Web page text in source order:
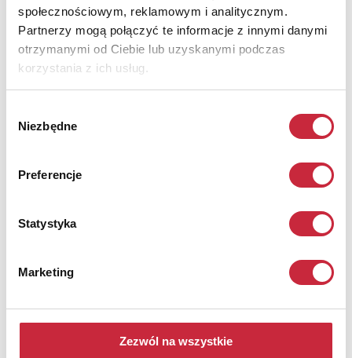
społecznościowym, reklamowym i analitycznym.
Partnerzy mogą połączyć te informacje z innymi danymi
otrzymanymi od Ciebie lub uzyskanymi podczas
korzystania z ich usług.
zgody
Niezbędne
Preferencje
Statystyka
Marketing
Zezwól na wszystkie
227 Aukcja Dzieł Sztuki i Antyków